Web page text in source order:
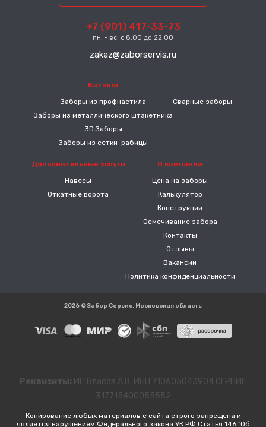
+7 (901) 417-33-73
пн. - вс. с 8:00 до 22:00
zakaz@zaborservis.ru
Каталог
Заборы из профнастила
Заборы из металлического штакетника
3D Заборы
Заборы из сетки-рабицы
Сварные заборы
Дополнительные услуги
Навесы
Откатные ворота
О компании
Цена на заборы
Калькулятор
Конструкции
Осмечивание забора
Контакты
Отзывы
Вакансии
Политика конфиденциальности
2026 © Забор Сервис: Московская область
Реквизиты: ИП Власов А.В. ИНН 710605043904 ОГРНИП
317715400055552
Копирование любых материалов с сайта строго запрещена и
является нарушением Федерального закона УК РФ Статья 146 "Об